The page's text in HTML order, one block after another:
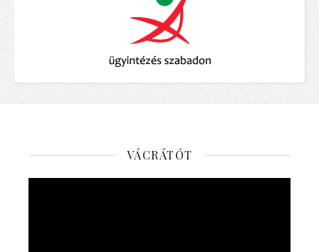
VÁCRÁTÓT